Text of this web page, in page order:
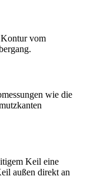
vom
wie die
Keil eine
außen direkt an